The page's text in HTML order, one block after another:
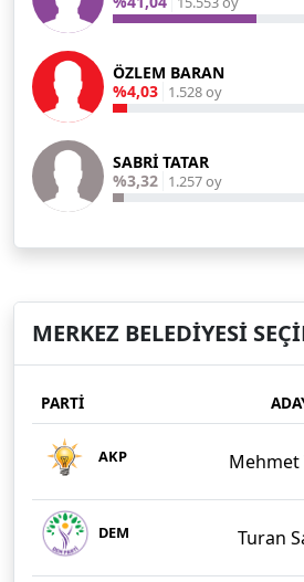
ÖZLEM BARAN
%4,03 1.528 oy
SABRİ TATAR
%3,32 1.257 oy
MERKEZ BELEDİYESİ
PARTİ
AKP Mehmet
DEM Turan